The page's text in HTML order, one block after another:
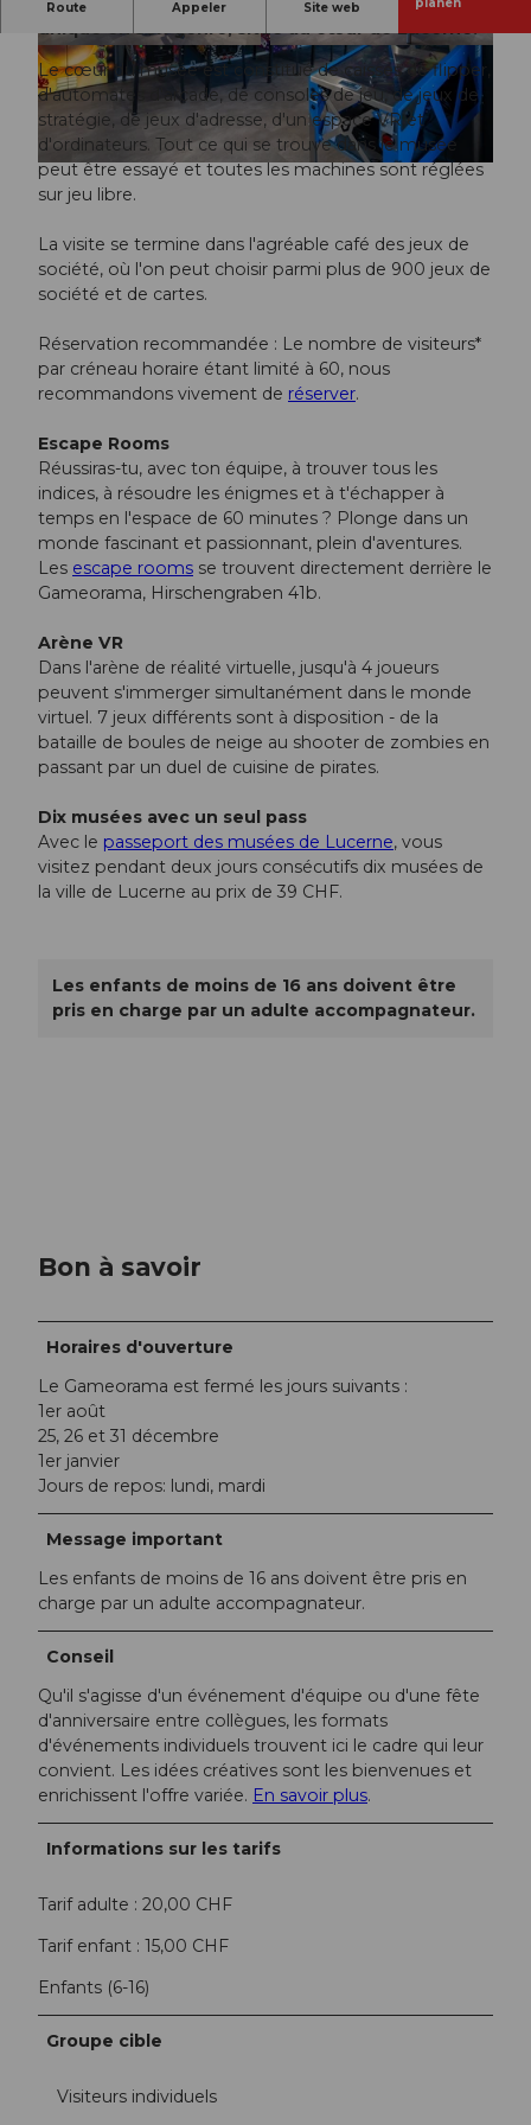
© Gameorama | CC-BY-NC-ND
© Gameorama | CC-BY-NC-ND © Gameorama |CC-BY-NC-ND
Route Appeler Site web
unique en son genre, situé au cœur de Lucerne.
Le cœur du musée est constitué de caisses de flipper,
d'automates d'arcade, de consoles de jeu, de jeux de
stratégie, de jeux d'adresse, d'un espace VR et
d'ordinateurs. Tout ce qui se trouve dans le musée
peut être essayé et toutes les machines sont réglées
sur jeu libre.
La visite se termine dans l'agréable café des jeux de
société, où l'on peut choisir parmi plus de 900 jeux de
société et de cartes.
Réservation recommandée : Le nombre de visiteurs*
par créneau horaire étant limité à 60, nous
recommandons vivement de réserver.
Escape Rooms
Réussiras-tu, avec ton équipe, à trouver tous les
indices, à résoudre les énigmes et à t'échapper à
temps en l'espace de 60 minutes ? Plonge dans un
monde fascinant et passionnant, plein d'aventures.
Les escape rooms se trouvent directement derrière le
Gameorama, Hirschengraben 41b.
Arène VR
Dans l'arène de réalité virtuelle, jusqu'à 4 joueurs
peuvent s'immerger simultanément dans le monde
virtuel. 7 jeux différents sont à disposition - de la
bataille de boules de neige au shooter de zombies en
passant par un duel de cuisine de pirates.
Dix musées avec un seul pass
Avec le passeport des musées de Lucerne, vous
visitez pendant deux jours consécutifs dix musées de
la ville de Lucerne au prix de 39 CHF.
Les enfants de moins de 16 ans doivent être
pris en charge par un adulte accompagnateur.
Bon à savoir
Horaires d'ouverture
Le Gameorama est fermé les jours suivants :
1er août
25, 26 et 31 décembre
1er janvier
Jours de repos: lundi, mardi
Message important
Les enfants de moins de 16 ans doivent être pris en
charge par un adulte accompagnateur.
Conseil
Qu'il s'agisse d'un événement d'équipe ou d'une fête
d'anniversaire entre collègues, les formats
d'événements individuels trouvent ici le cadre qui leur
convient. Les idées créatives sont les bienvenues et
enrichissent l'offre variée. En savoir plus.
Informations sur les tarifs
Tarif adulte : 20,00 CHF
Tarif enfant : 15,00 CHF
Enfants (6-16)
Groupe cible
Visiteurs individuels